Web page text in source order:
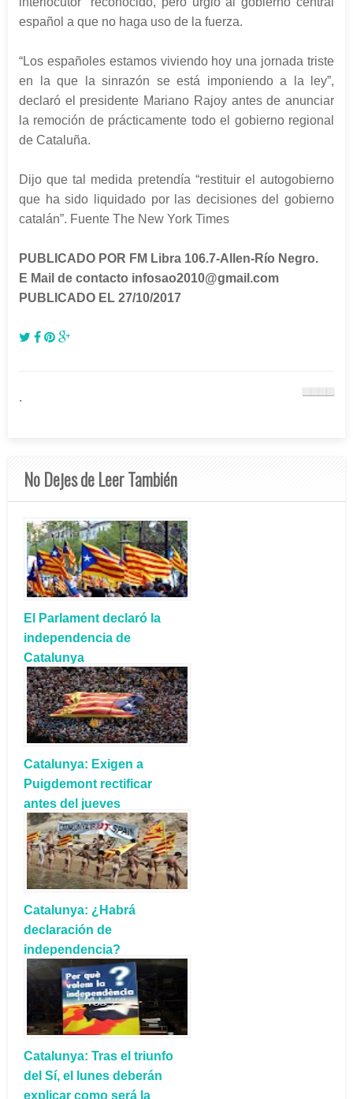
español a que no haga uso de la fuerza.
“Los españoles estamos viviendo hoy una jornada triste
en la que la sinrazón se está imponiendo a la ley”,
declaró el presidente Mariano Rajoy antes de anunciar
la remoción de prácticamente todo el gobierno regional
de Cataluña.
Dijo que tal medida pretendía “restituir el autogobierno
que ha sido liquidado por las decisiones del gobierno
catalán”. Fuente The New York Times
PUBLICADO POR FM Libra 106.7-Allen-Río Negro.
E Mail de contacto infosao2010@gmail.com
PUBLICADO EL 27/10/2017
.
No Dejes de Leer También
El Parlament declaró la
independencia de
Catalunya
Catalunya: Exigen a
Puigdemont rectificar
antes del jueves
Catalunya: ¿Habrá
declaración de
independencia?
Catalunya: Tras el triunfo
del Sí, el lunes deberán
explicar como será la